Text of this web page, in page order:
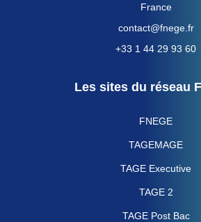
France
contact@fnege.fr
+33 1 44 29 93 60
Les sites du réseau
FNEGE
TAGEMAGE
TAGE Executive
TAGE 2
TAGE Post Bac